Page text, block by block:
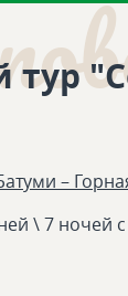
тур
–
\ 7 ночей